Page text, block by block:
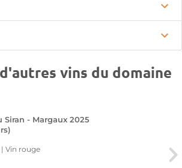
vins du domaine
Siran - Margaux 2025
Vin rouge